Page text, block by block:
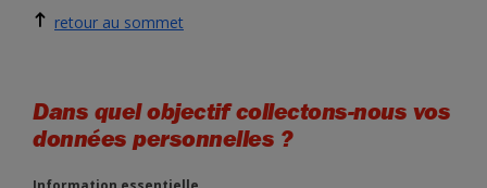
retour au sommet
Dans quel objectif collectons-nous vos
données personnelles ?